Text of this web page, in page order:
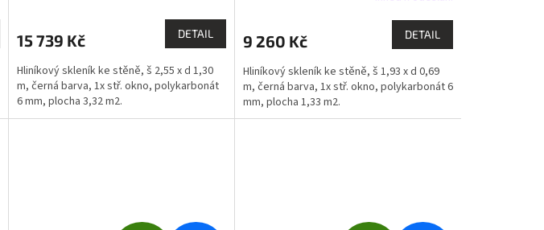
M
A
15 739 Kč DETAIL
Hliníkový skleník ke stěně, š 2,55 x d 1,30
m, černá barva, 1x stř. okno, polykarbonát
6 mm, plocha 3,32 m2.
M
A
9 260 Kč DETAIL
Hliníkový skleník ke stěně, š 1,93 x d 0,69
m, černá barva, 1x stř. okno, polykarbonát 6
mm, plocha 1,33 m2.